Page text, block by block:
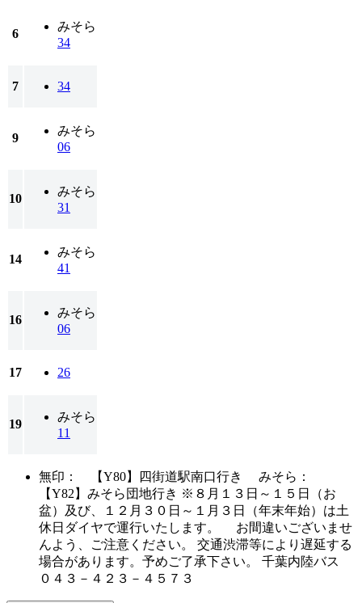
6
みそら
34
7 34
9
みそら
06
10
みそら
31
14
みそら
41
16
みそら
06
17 26
19
みそら
11
無印： 【Y80】四街道駅南口行き みそら：
【Y82】みそら団地行き ※８月１３日～１５日（お
盆）及び、１２月３０日～１月３日（年末年始）は土
休日ダイヤで運行いたします。 お間違いございませ
んよう、ご注意ください。 交通渋滞等により遅延する
場合があります。予めご了承下さい。 千葉内陸バス
０４３－４２３－４５７３